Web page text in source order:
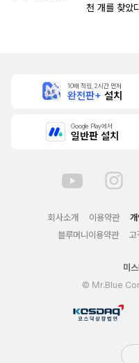
천 개를 찾았
10배 적립, 2시간 먼저
완전판+ 설치
Google Play에서
일반판 설치
회사소개 이용약관
블루머니이용약관
고
미
© Mr.Blue